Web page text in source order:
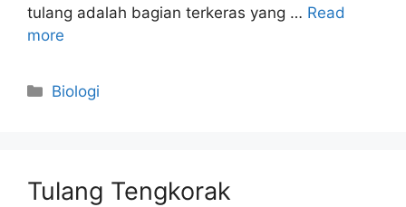
tulang adalah bagian terkeras yang … Read
more
Categories
Biologi
Tulang Tengkorak